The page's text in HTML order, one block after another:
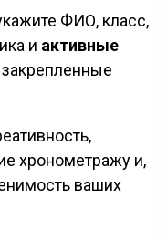
ФИО, класс,
и активные
хронометражу и,
ваших